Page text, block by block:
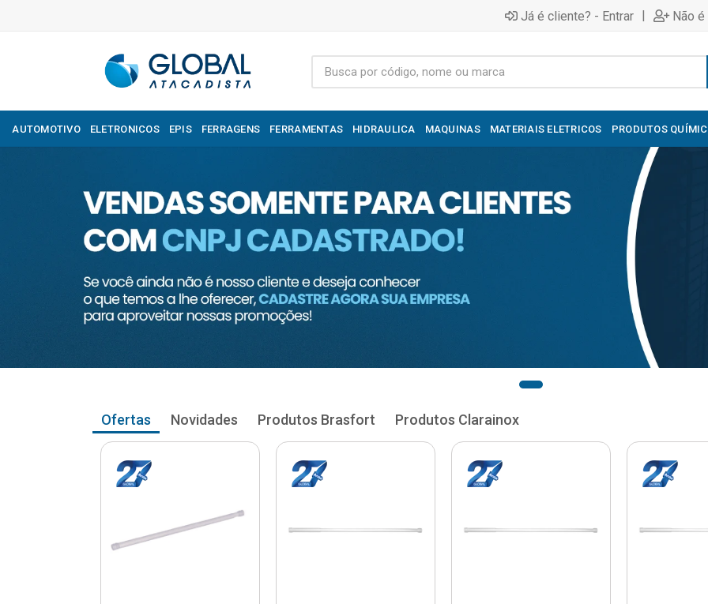
Já é cliente? - Entrar | Não
AUTOMOTIVO ELETRONICOS EPIS FERRAGENS FERRAMENTAS HIDRAULICA MAQUINAS MATERIAIS ELETRICOS PRODUTOS
Ofertas Novidades Produtos Brasfort Produtos Clarainox